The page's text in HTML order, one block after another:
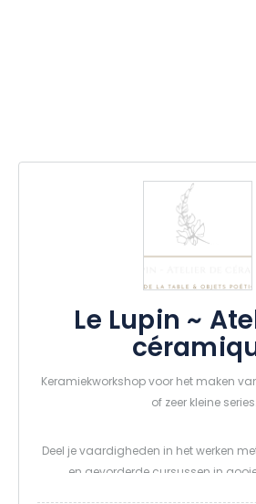
Le Lupin ~
Keramiekworkshop voor het maken
of zeer kleine series.
Deel je vaardigheden in het werken
en gevorderde cursussen in
decoreren. Toegang tot de bronnen